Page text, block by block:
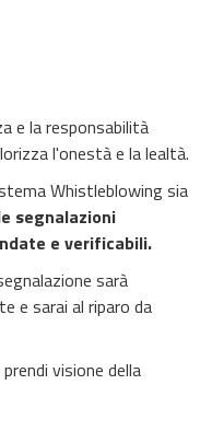
e la responsabilità
l'onestà e la lealtà.
Whistleblowing sia
segnalazioni
e verificabili.
sarà
e sarai al riparo da
visione della